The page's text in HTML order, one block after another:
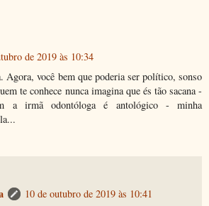
de 2019 às 10:34
Agora, você bem que poderia ser político, sonso
te conhece nunca imagina que és tão sacana -
a irmã odontóloga é antológico - minha
10 de outubro de 2019 às 10:41